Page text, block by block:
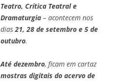
Teatro, Crítica Teatral e
Dramaturgia – acontecem nos
dias21, 28 de setembro e 5 de
outubro.
Até dezembro, ficam em cartaz
mostras digitais do acervo de